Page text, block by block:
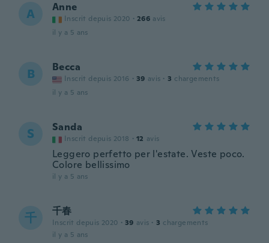
A Anne
Inscrit depuis 2020 · 266 avis
il y a 5 ans
B Becca
Inscrit depuis 2016 · 39 avis · 3 chargements
il y a 5 ans
S Sanda
Inscrit depuis 2018 · 12 avis
Leggero perfetto per l'estate. Veste poco.
Colore bellissimo
il y a 5 ans
千 千春
Inscrit depuis 2020 · 39 avis · 3 chargements
il y a 5 ans